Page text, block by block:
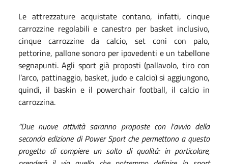
Le attrezzature acquistate contano, infatti, cinque
carrozzine regolabili e canestro per basket inclusivo,
cinque carrozzine da calcio, set coni con palo,
pettorine, pallone sonoro per ipovedenti e un tabellone
segnapunti. Agli sport già proposti (pallavolo, tiro con
l’arco, pattinaggio, basket, judo e calcio) si aggiungono,
quindi, il baskin e il powerchair football, il calcio in
carrozzina.
“Due nuove attività saranno proposte con l’avvio della
seconda edizione di Power Sport che permettono a questo
progetto di compiere un salto di qualità: in particolare,